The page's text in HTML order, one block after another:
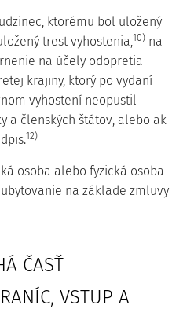
ktorému bol uložený
trest vyhostenia,10) na
na účely odopretia
krajiny, ktorý po vydaní
vyhostení neopustil
a členských štátov, alebo ak
12)
osoba alebo fyzická osoba -
na základe zmluvy
ČASŤ
VSTUP A